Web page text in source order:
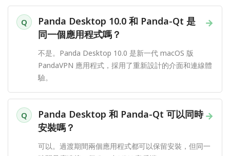
Q →
Panda Desktop 10.0 和 Panda-Qt 是
同一個應用程式嗎？
不是。Panda Desktop 10.0 是新一代 macOS 版
PandaVPN 應用程式，採用了重新設計的介面和連線體
驗。
Q →
Panda Desktop 和 Panda-Qt 可以同時
安裝嗎？
可以。過渡期間兩個應用程式都可以保留安裝，但同一